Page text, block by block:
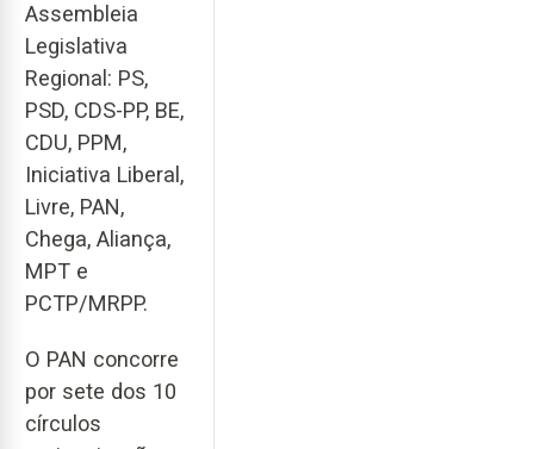
Assembleia
Legislativa
Regional: PS,
PSD, CDS-PP, BE,
CDU, PPM,
Iniciativa Liberal,
Livre, PAN,
Chega, Aliança,
MPT e
PCTP/MRPP.
O PAN concorre
por sete dos 10
círculos